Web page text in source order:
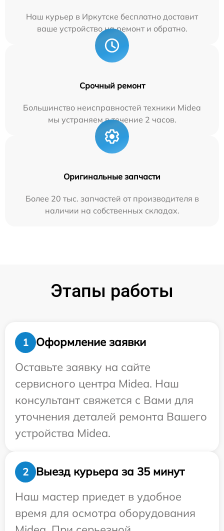
Наш курьер в Иркутске бесплатно доставит
ваше устройство на ремонт и обратно.
Срочный ремонт
Большинство неисправностей техники Midea
мы устраняем в течение 2 часов.
Оригинальные запчасти
Более 20 тыс. запчастей от производителя в
наличии на собственных складах.
Этапы работы
1
Оформление заявки
Оставьте заявку на сайте
сервисного центра Midea. Наш
консультант свяжется с Вами для
уточнения деталей ремонта Вашего
устройства Midea.
2
Выезд курьера за 35 минут
Наш мастер приедет в удобное
время для осмотра оборудования